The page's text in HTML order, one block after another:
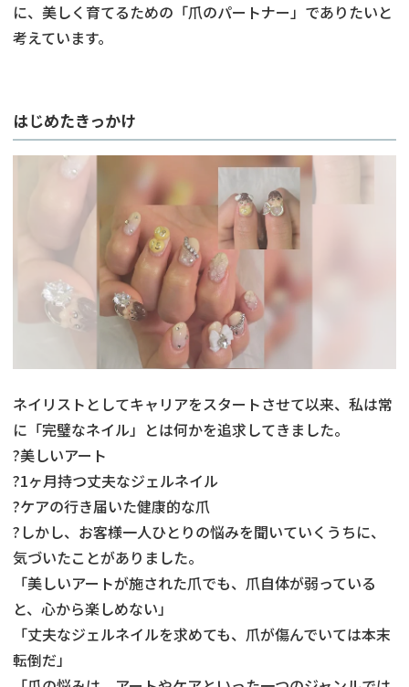
に、美しく育てるための「爪のパートナー」でありたいと
考えています。
はじめたきっかけ
ネイリストとしてキャリアをスタートさせて以来、私は常
に「完璧なネイル」とは何かを追求してきました。
?美しいアート
?1ヶ月持つ丈夫なジェルネイル
?ケアの行き届いた健康的な爪
?しかし、お客様一人ひとりの悩みを聞いていくうちに、
気づいたことがありました。
「美しいアートが施された爪でも、爪自体が弱っている
と、心から楽しめない」
「丈夫なジェルネイルを求めても、爪が傷んでいては本末
転倒だ」